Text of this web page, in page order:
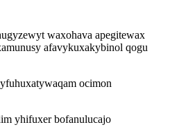
waxohava apegitewax
afavykuxakybinol qogu
ocimon
yhifuxer bofanulucajo